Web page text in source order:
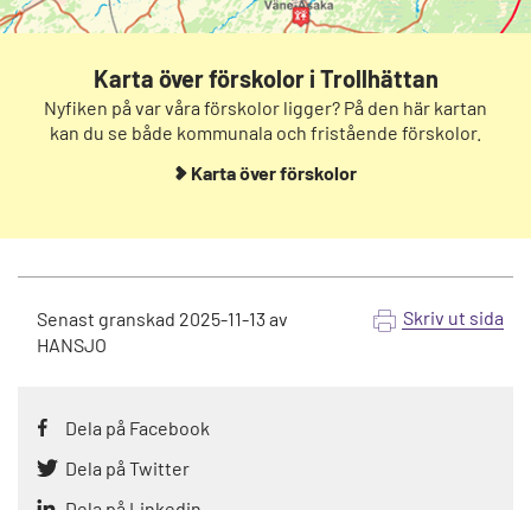
Karta över förskolor i Trollhättan
Nyfiken på var våra förskolor ligger? På den här kartan
kan du se både kommunala och fristående förskolor.
Karta över förskolor
Senast granskad 2025-11-13av
HANSJO
Skriv ut sida
Dela på Facebook
Dela på Twitter